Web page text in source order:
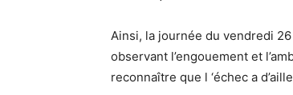
Ainsi, la journée du vendredi
observant l’engouement et
reconnaître que l ‘échec a